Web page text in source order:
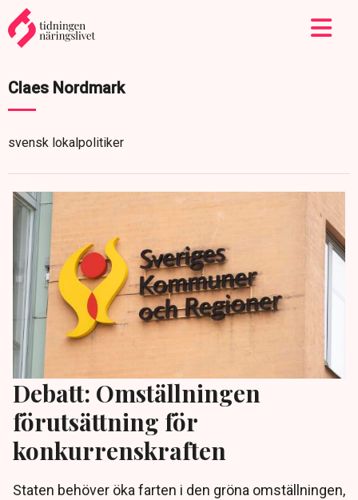
Claes Nordmark
svensk lokalpolitiker
Debatt: Omställningen
förutsättning för
konkurrenskraften
Staten behöver öka farten i den gröna omställningen,